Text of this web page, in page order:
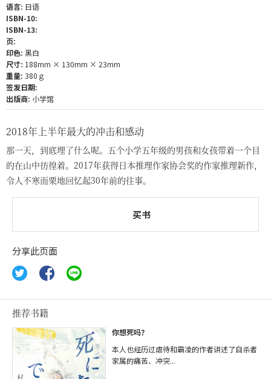
语言: 日语
ISBN-10:
ISBN-13:
页:
印色: 黑白
尺寸: 188mm × 130mm × 23mm
重量: 380ｇ
签发日期:
出版商: 小学馆
2018年上半年最大的冲击和感动
那一天，到底埋了什么呢。五个小学五年级的男孩和女孩带着一个目
的在山中彷徨着。2017年获得日本推理作家协会奖的作家推理新作，
令人不寒而栗地回忆起30年前的往事。
买书
分享此页面
推荐书籍
你想死吗？
本人也经历过虐待和霸凌的作者讲述了自杀者
家属的痛苦、冲突...